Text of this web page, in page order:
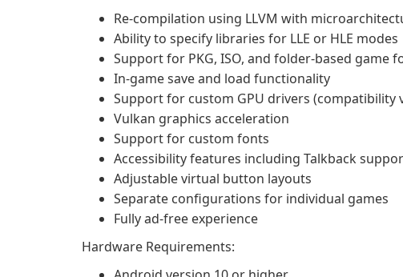
Re-compilation using LLVM with
Ability to specify libraries for LLE or HLE modes
Support for PKG, ISO, and folder-based game
In-game save and load functionality
Support for custom GPU drivers (compatibility
Vulkan graphics acceleration
Support for custom fonts
Accessibility features including Talkback
Adjustable virtual button layouts
Separate configurations for individual games
Fully ad-free experience
Hardware Requirements: